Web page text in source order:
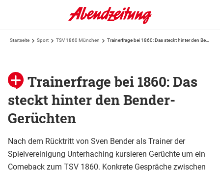
Startseite Sport TSV 1860 München
Trainerfrage bei 1860: Das
steckt hinter den Bender-
Gerüchten
Nach dem Rücktritt von Sven Bender als Trainer der
Spielvereinigung Unterhaching kursieren Gerüchte um ein
Comeback zum TSV 1860. Konkrete Gespräche zwischen